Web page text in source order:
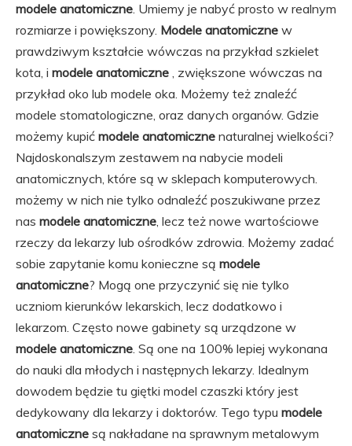
modele anatomiczne. Umiemy je nabyć prosto w realnym
rozmiarze i powiększony. Modele anatomiczne w
prawdziwym kształcie wówczas na przykład szkielet
kota, i modele anatomiczne , zwiększone wówczas na
przykład oko lub modele oka. Możemy też znaleźć
modele stomatologiczne, oraz danych organów. Gdzie
możemy kupić modele anatomiczne naturalnej wielkości?
Najdoskonalszym zestawem na nabycie modeli
anatomicznych, które są w sklepach komputerowych.
możemy w nich nie tylko odnaleźć poszukiwane przez
nas modele anatomiczne, lecz też nowe wartościowe
rzeczy da lekarzy lub ośrodków zdrowia. Możemy zadać
sobie zapytanie komu konieczne są modele
anatomiczne? Mogą one przyczynić się nie tylko
uczniom kierunków lekarskich, lecz dodatkowo i
lekarzom. Często nowe gabinety są urządzone w
modele anatomiczne. Są one na 100% lepiej wykonana
do nauki dla młodych i następnych lekarzy. Idealnym
dowodem będzie tu giętki model czaszki który jest
dedykowany dla lekarzy i doktorów. Tego typu modele
anatomiczne są nakładane na sprawnym metalowym